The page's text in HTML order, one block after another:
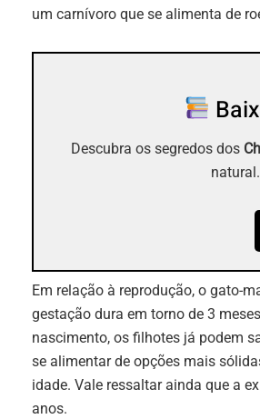
um carnívoro que se alimenta de
Descubra os segredos dos
Em relação à reprodução, o gato-
gestação dura em torno de 3
nascimento, os filhotes já podem
se alimentar de opções mais
idade. Vale ressaltar ainda que a
anos.